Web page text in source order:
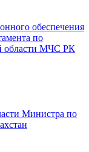
обеспечения
по
области МЧС РК
Министра по